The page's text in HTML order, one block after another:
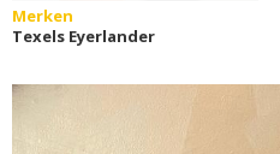
Merken
Texels Eyerlander